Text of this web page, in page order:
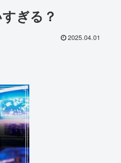
ぎる？
2025.04.01